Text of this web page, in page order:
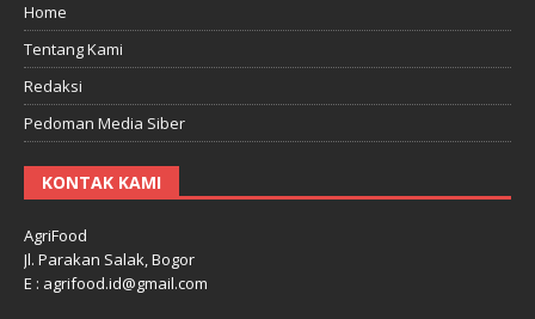
Home
Tentang Kami
Redaksi
Pedoman Media Siber
KONTAK KAMI
AgriFood
Jl. Parakan Salak, Bogor
E : agrifood.id@gmail.com